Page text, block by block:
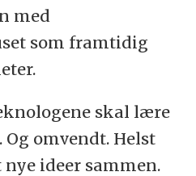
med
som framtidig
skal lære
omvendt. Helst
ideer sammen.